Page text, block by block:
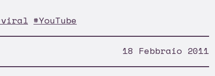
#YouTube
18 Febbraio 2011